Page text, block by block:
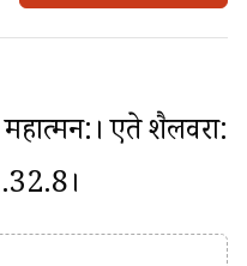
एते शैलवरा: